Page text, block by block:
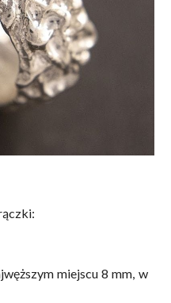
miejscu 8 mm, w